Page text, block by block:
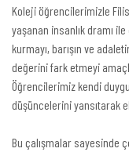
Koleji öğrencilerimizle
yaşanan insanlık dramı
kurmayı, barışın ve
değerini fark etmeyi
Öğrencilerimiz kendi
düşüncelerini yansıtarak
Bu çalışmalar sayesinde